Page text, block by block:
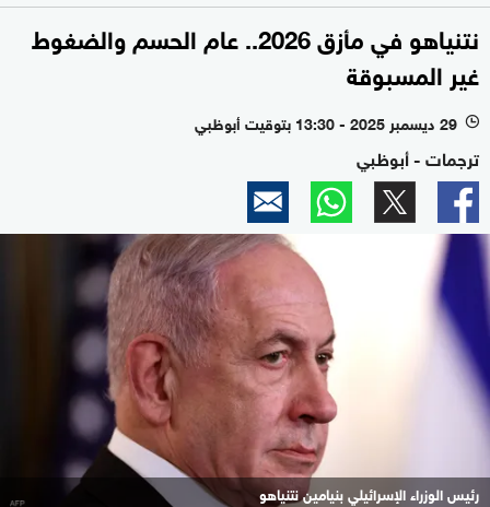
نتنياهو في مأزق 2026.. عام الحسم والضغوط
غير المسبوقة
l 29 ديسمبر 2025 - 13:30 بتوقيت أبوظبي
ترجمات - أبوظبي
رئيس الوزراء الإسرائيلي بنيامين نتنياهو